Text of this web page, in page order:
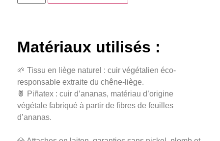
Matériaux utilisés :
🌱 Tissu en liège naturel : cuir végétalien éco-
responsable extraite du chêne-liège.
🍍 Piñatex : cuir d’ananas, matériau d’origine
végétale fabriqué à partir de fibres de feuilles
d’ananas.